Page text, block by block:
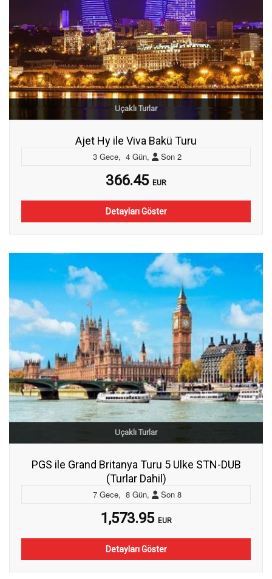
Uçaklı Turlar
Ajet Hy ile Viva Bakü Turu
3 Gece, 4 Gün, Son 2
366.45 EUR
Detayları Göster
Uçaklı Turlar
PGS ile Grand Britanya Turu 5 Ulke STN-DUB
(Turlar Dahil)
7 Gece, 8 Gün, Son 8
1,573.95 EUR
Detayları Göster